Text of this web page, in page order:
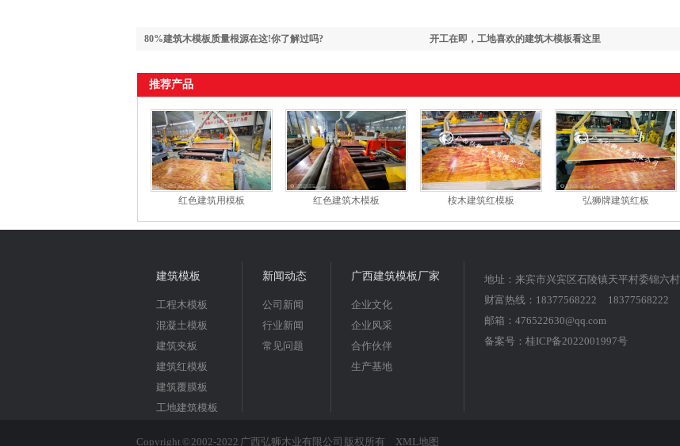
开工在即，工地喜欢的建筑木模板看这里
80%建筑木模板质量根源在这!你了解过吗?
推荐产品
红色建筑用模板 红色建筑木模板 桉木建筑红模板 弘狮牌建筑红板
建筑模板
工程木模板
混凝土模板
建筑夹板
建筑红模板
建筑覆膜板
工地建筑模板
新闻动态
公司新闻
行业新闻
常见问题
广西建筑模板厂家
企业文化
企业风采
合作伙伴
生产基地
地址：来宾市兴宾区石陵镇天平村委锦六
财富热线：18377568222 18377568222
邮箱：476522630@qq.com
备案号： 桂ICP备2022001997号
Copyright © 2002-2022 广西弘狮木业有限公司 版权所有 XML地图